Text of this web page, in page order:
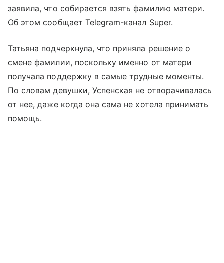
заявила, что собирается взять фамилию матери.
Об этом сообщает Telegram-канал Super.
Татьяна подчеркнула, что приняла решение о
смене фамилии, поскольку именно от матери
получала поддержку в самые трудные моменты.
По словам девушки, Успенская не отворачивалась
от нее, даже когда она сама не хотела принимать
помощь.